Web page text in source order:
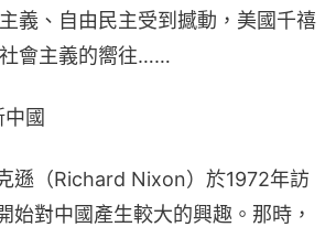
義、自由民主受到撼動，美國千禧
會主義的嚮往……
國
遜（Richard Nixon）於1972年訪
始對中國產生較大的興趣。那時，